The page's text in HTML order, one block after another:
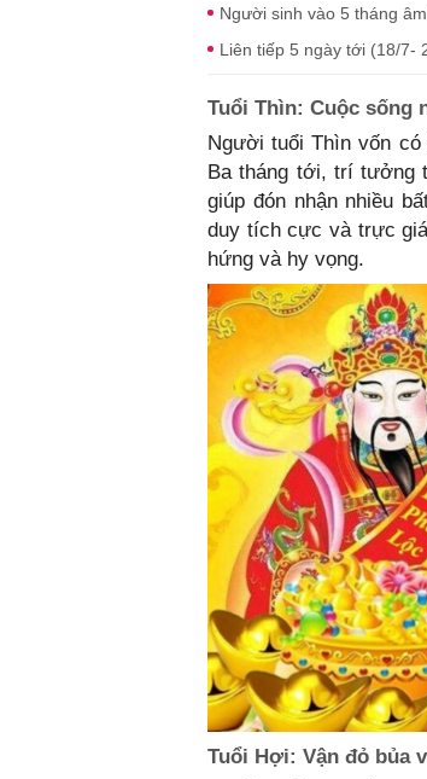
Người sinh vào 5 tháng
Liên tiếp 5 ngày tới (18/7-
Tuổi Thìn: Cuộc sống
Người tuổi Thìn vốn
Ba tháng tới, trí tưởng
giúp đón nhận nhiều
duy tích cực và trực
hứng và hy vọng.
Tuổi Hợi: Vận đỏ bủa